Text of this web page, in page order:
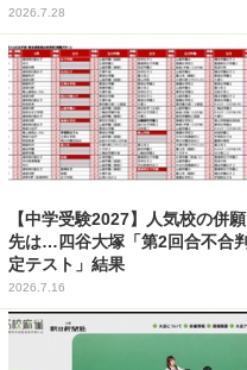
2026.7.28
【中学受験2027】人気校の併願
先は…四谷大塚「第2回合不合判
定テスト」結果
2026.7.16